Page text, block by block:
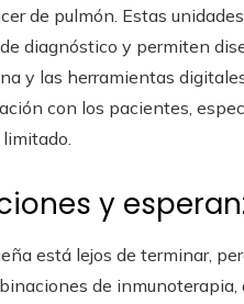
de pulmón. Estas
diagnóstico y permiten
y las herramientas
con los pacientes,
y
está lejos de terminar,
de inmunoterapia,